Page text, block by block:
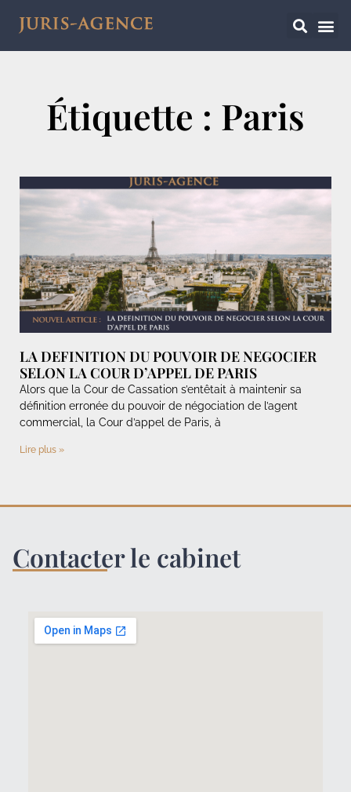
Étiquette : Paris
LA DEFINITION DU POUVOIR DE NEGOCIER
SELON LA COUR D’APPEL DE PARIS
Alors que la Cour de Cassation s’entêtait à maintenir sa
définition erronée du pouvoir de négociation de l’agent
commercial, la Cour d’appel de Paris, à
Lire plus »
Contacter le cabinet